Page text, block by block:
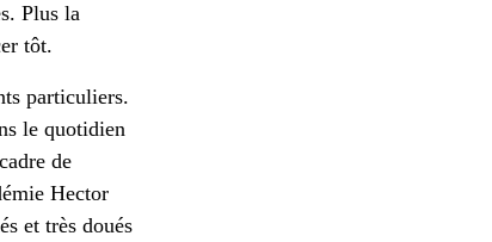
Plus la
tôt.
particuliers.
le quotidien
de
Hector
et très doués